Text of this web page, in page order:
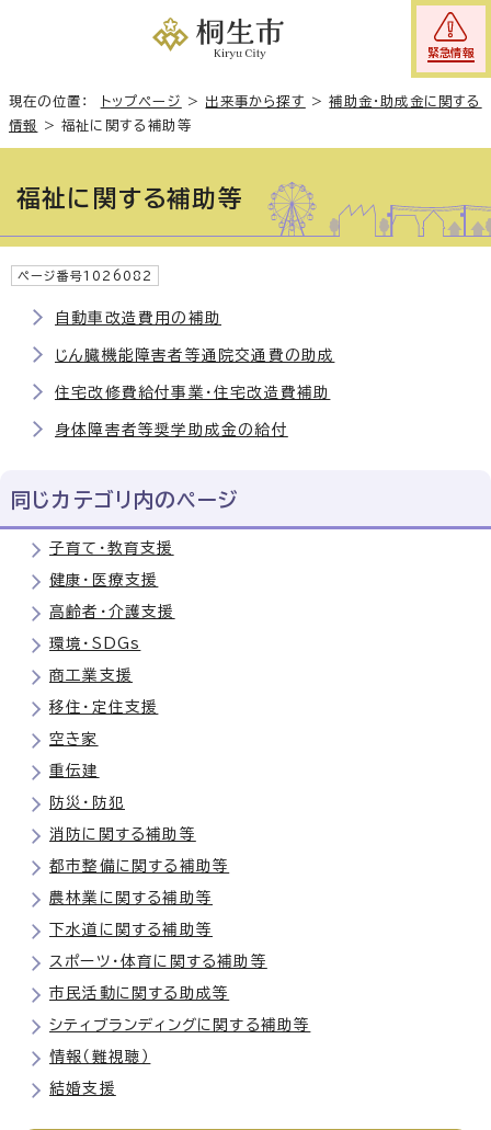
緊急情報
現在の位置： トップページ > 出来事から探す >補助金・助成金に関する
情報
>福祉に関する補助等
福祉に関する補助等
ページ番号1026082
自動車改造費用の補助
じん臓機能障害者等通院交通費の助成
住宅改修費給付事業・住宅改造費補助
身体障害者等奨学助成金の給付
同じカテゴリ内のページ
子育て・教育支援
健康・医療支援
高齢者・介護支援
環境・SDGs
商工業支援
移住・定住支援
空き家
重伝建
防災・防犯
消防に関する補助等
都市整備に関する補助等
農林業に関する補助等
下水道に関する補助等
スポーツ・体育に関する補助等
市民活動に関する助成等
シティブランディングに関する補助等
情報（難視聴）
結婚支援